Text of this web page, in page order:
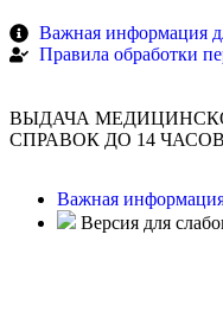
Важная информация
Правила обработки
ВЫДАЧА
СПРАВОК ДО 14 ЧАСОВ
Важная
Версия для